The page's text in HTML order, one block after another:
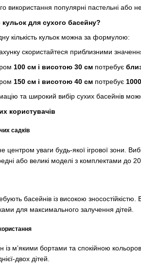
популярні пастельні або
кульок для сухого басейну?
кількість кульок можна за формулою:
скористайтеся приблизними
100 см і висотою 30 см потребує
150 см і висотою 40 см потребує
та широкий вибір сухих басейнів
користувачів
садків
центром уваги будь-якої ігрової зони.
або великі моделі з комплектами до
басейнів із високою
для максимального залучення дітей.
із м’якими бортами та спокійною
двох дітей.